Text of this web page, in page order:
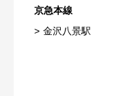
京急本線
金沢八景駅